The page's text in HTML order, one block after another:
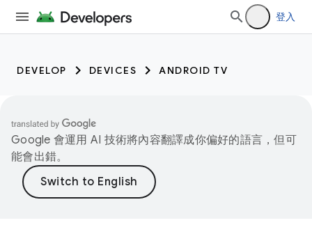
登入
DEVELOP DEVICES ANDROID TV
Google 會運用 AI 技術將內容翻譯成你偏好的語言，但可
能會出錯。